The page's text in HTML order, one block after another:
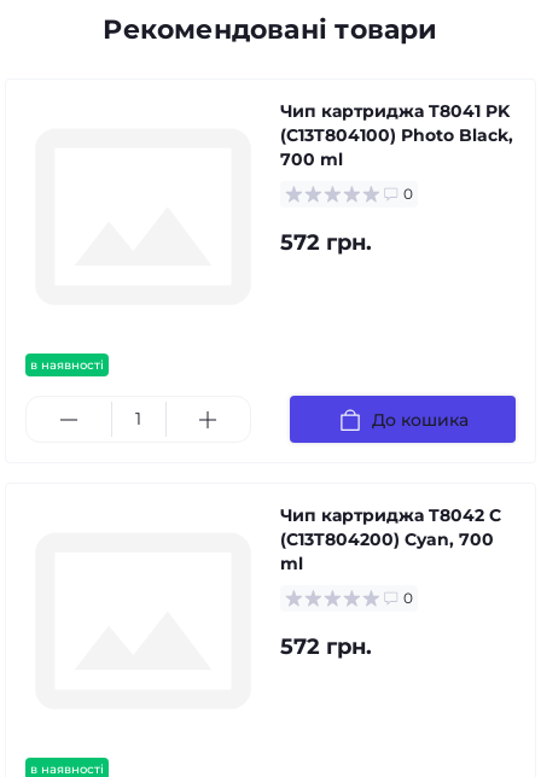
Рекомендовані товари
в наявності
Чип картриджа T8041 PK
(C13T804100) Photo Black,
700 ml
0
572 грн.
До кошика
в наявності
Чип картриджа T8042 C
(C13T804200) Cyan, 700
ml
0
572 грн.